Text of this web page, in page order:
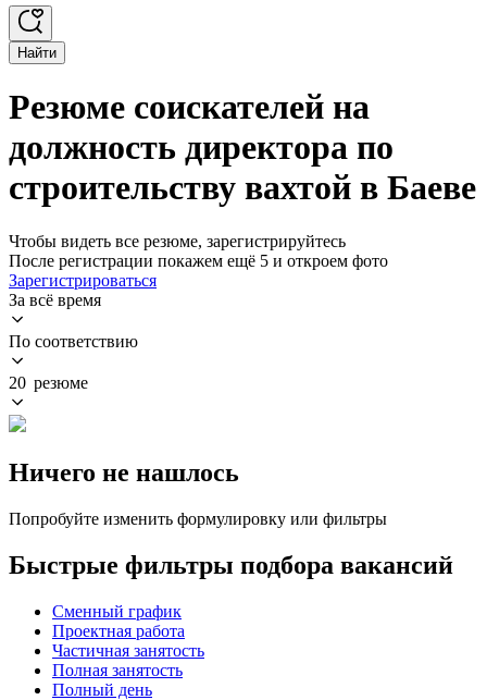
Найти
Резюме соискателей на
должность директора по
строительству вахтой в Баеве
Чтобы видеть все резюме, зарегистрируйтесь
После регистрации покажем ещё 5 и откроем фото
Зарегистрироваться
За всё время
По соответствию
20 резюме
Ничего не нашлось
Попробуйте изменить формулировку или фильтры
Быстрые фильтры подбора вакансий
Сменный график
Проектная работа
Частичная занятость
Полная занятость
Полный день